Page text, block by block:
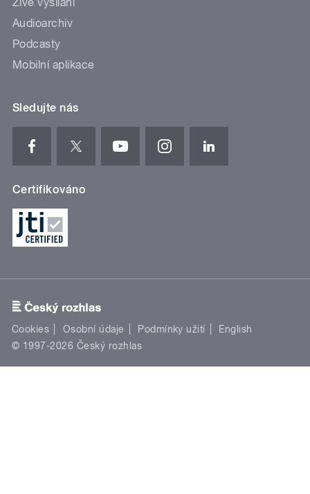
Živé vysílání
Audioarchiv
Podcasty
Mobilní aplikace
Sledujte nás
Certifikováno
Cookies Osobní údaje Podmínky užití
English
© 1997-2026 Český rozhlas